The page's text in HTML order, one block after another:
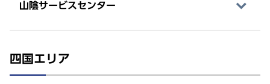
山陰サービスセンター
四国エリア